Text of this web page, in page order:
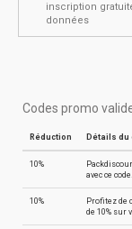
inscription
données
Codes promo
Réduction Détails du
10%
avec ce
10%
Profitez de
de 10% sur